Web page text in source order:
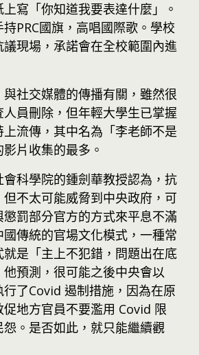
寫「你知道我要表達什麼」。
PRC國旗，高唱國際歌。學校
現場，承諾會在全校範圍內進
社交媒體的傳播有關，雖然很
員刪除，但年輕大學生已掌握
流傳，其中名為「李老師不是
片收集的最多。
會科學院的鍾劍華教授認為，抗
不太可能威脅到中央政府，可
罰部分官方的方式來平息不滿
傳統的官場文化模式，一種常
是「主上不犯錯，問題出在底
預測，很可能之後中央會以
行了Covid 遏制措施，因為在原
地方官員不要濫用 Covid 限
。是否如此，就只能繼續觀